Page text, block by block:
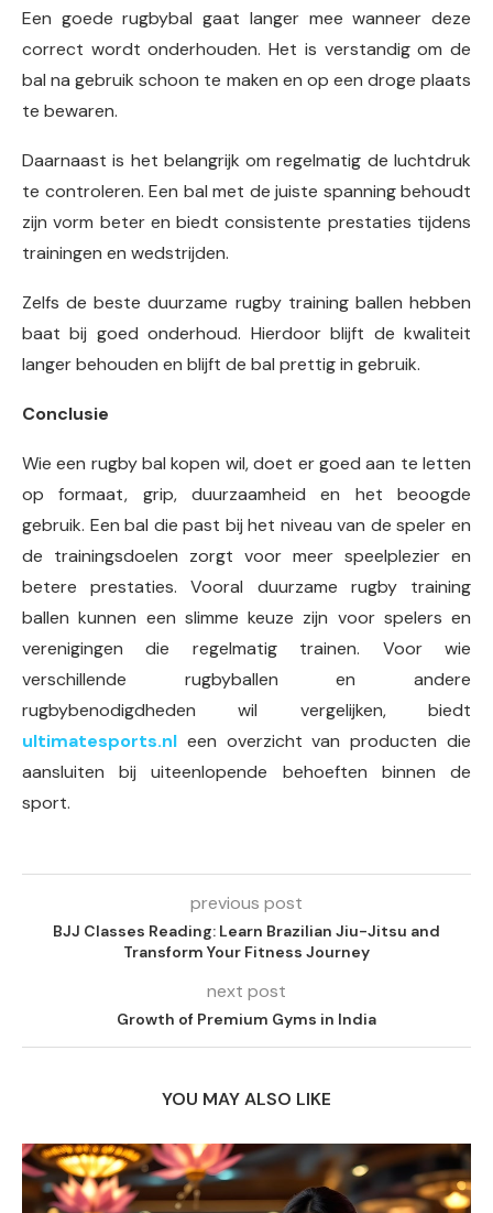
Een goede rugbybal gaat langer mee wanneer deze
correct wordt onderhouden. Het is verstandig om de
bal na gebruik schoon te maken en op een droge plaats
te bewaren.
Daarnaast is het belangrijk om regelmatig de luchtdruk
te controleren. Een bal met de juiste spanning behoudt
zijn vorm beter en biedt consistente prestaties tijdens
trainingen en wedstrijden.
Zelfs de beste duurzame rugby training ballen hebben
baat bij goed onderhoud. Hierdoor blijft de kwaliteit
langer behouden en blijft de bal prettig in gebruik.
Conclusie
Wie een rugby bal kopen wil, doet er goed aan te letten
op formaat, grip, duurzaamheid en het beoogde
gebruik. Een bal die past bij het niveau van de speler en
de trainingsdoelen zorgt voor meer speelplezier en
betere prestaties. Vooral duurzame rugby training
ballen kunnen een slimme keuze zijn voor spelers en
verenigingen die regelmatig trainen. Voor wie
verschillende rugbyballen en andere
rugbybenodigdheden wil vergelijken, biedt
ultimatesports.nl een overzicht van producten die
aansluiten bij uiteenlopende behoeften binnen de
sport.
previous post
BJJ Classes Reading: Learn Brazilian Jiu-Jitsu and
Transform Your Fitness Journey
next post
Growth of Premium Gyms in India
YOU MAY ALSO LIKE